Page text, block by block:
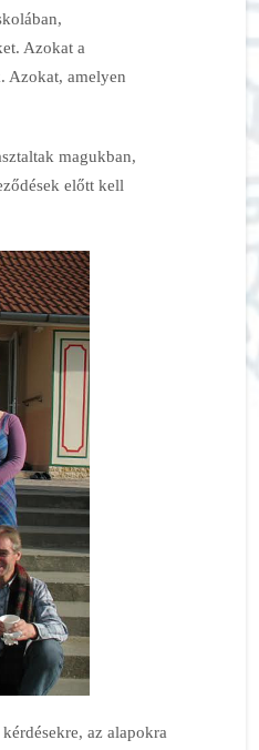
Azokat a
Azokat, amelyen
magukban,
előtt kell
az alapokra